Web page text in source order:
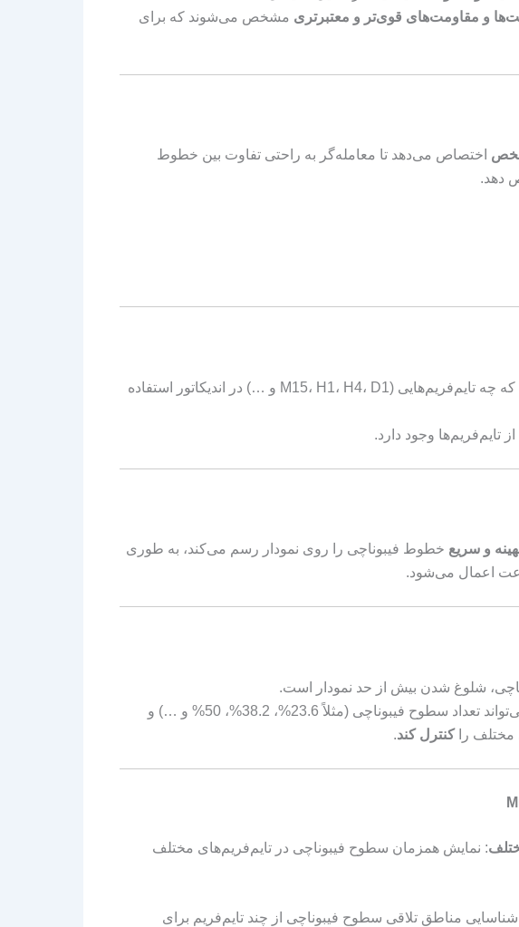
و مقاومت‌های قوی‌تر و معتبرتری مشخص می‌شوند که برای
اختصاص می‌دهد تا معامله‌گر به راحتی تفاوت بین خطوط
دهد.
معامله‌گر می‌تواند به طور دستی تعیین کند که چه تایم‌فریم‌هایی (M15، H1، H4، D1 و …) در اندیکاتور استفاده
تایم‌فریم‌ها وجود دارد.
و سریع خطوط فیبوناچی را روی نمودار رسم می‌کند، به طوری
اعمال می‌شود.
شلوغ شدن بیش از حد نمودار است.
در اندیکاتور Multi Fibonacci، معامله‌گر می‌تواند تعداد سطوح فیبوناچی (مثلاً 23.6%، 38.2%، 50% و …) و
مختلف راکنترل کند.
: نمایش همزمان سطوح فیبوناچی در تایم‌فریم‌های مختلف
مناطق تلاقی سطوح فیبوناچی از چند تایم‌فریم برای